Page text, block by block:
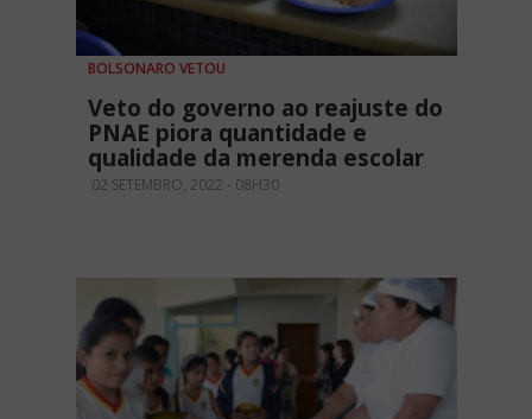
BOLSONARO VETOU
Veto do governo ao reajuste do
PNAE piora quantidade e
qualidade da merenda escolar
02 SETEMBRO, 2022 - 08H30